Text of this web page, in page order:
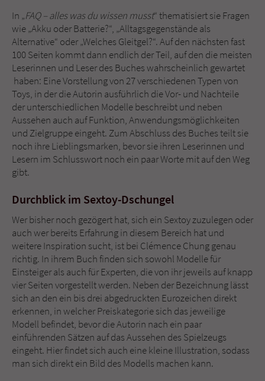
In „FAQ – alles was du wissen musst“ thematisiert sie Fragen
wie „Akku oder Batterie?“, „Alltagsgegenstände als
Alternative“ oder „Welches Gleitgel?“. Auf den nächsten fast
100 Seiten kommt dann endlich der Teil, auf den die meisten
Leserinnen und Leser des Buches wahrscheinlich gewartet
haben: Eine Vorstellung von 27 verschiedenen Typen von
Toys, in der die Autorin ausführlich die Vor- und Nachteile
der unterschiedlichen Modelle beschreibt und neben
Aussehen auch auf Funktion, Anwendungsmöglichkeiten
und Zielgruppe eingeht. Zum Abschluss des Buches teilt sie
noch ihre Lieblingsmarken, bevor sie ihren Leserinnen und
Lesern im Schlusswort noch ein paar Worte mit auf den Weg
gibt.
Durchblick im Sextoy-Dschungel
Wer bisher noch gezögert hat, sich ein Sextoy zuzulegen oder
auch wer bereits Erfahrung in diesem Bereich hat und
weitere Inspiration sucht, ist bei Clémence Chung genau
richtig. In ihrem Buch finden sich sowohl Modelle für
Einsteiger als auch für Experten, die von ihr jeweils auf knapp
vier Seiten vorgestellt werden. Neben der Bezeichnung lässt
sich an den ein bis drei abgedruckten Eurozeichen direkt
erkennen, in welcher Preiskategorie sich das jeweilige
Modell befindet, bevor die Autorin nach ein paar
einführenden Sätzen auf das Aussehen des Spielzeugs
eingeht. Hier findet sich auch eine kleine Illustration, sodass
man sich direkt ein Bild des Modells machen kann.